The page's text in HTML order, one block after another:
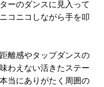
ーのダンスに見入って
コニコしながら手を叩
離感やタップダンスの
わえない活きたステー
当にありがたく周囲の